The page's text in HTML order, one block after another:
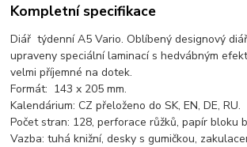
Kompletní specifikace
Diář týdenní A5 Vario. Oblíbený designový
upraveny speciální laminací s hedvábným
velmi příjemné na dotek.
Formát: 143 x 205 mm.
Kalendárium: CZ přeloženo do SK, EN, DE, RU.
Počet stran: 128, perforace růžků, papír bloku
Vazba: tuhá knižní, desky s gumičkou,